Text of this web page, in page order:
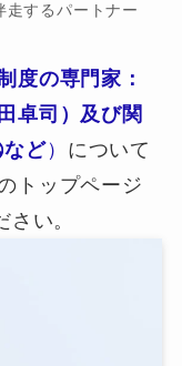
走するパートナー
度の専門家：
卓司）及び関
など） について
トップページ
い。